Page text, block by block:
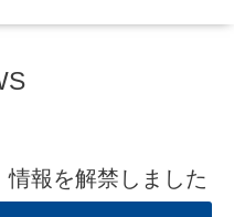
報を解禁しました